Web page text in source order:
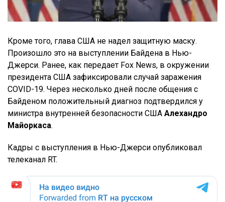
Кроме того, глава США не надел защитную маску.
Произошло это на выступлении Байдена в Нью-
Джерси. Ранее, как передает Fox News, в окружении
президента США зафиксировали случай заражения
COVID-19. Через несколько дней после общения с
Байденом положительный диагноз подтвердился у
министра внутренней безопасности США Алехандро
Майоркаса.
Кадры с выступления в Нью-Джерси опубликовал
телеканал RT.